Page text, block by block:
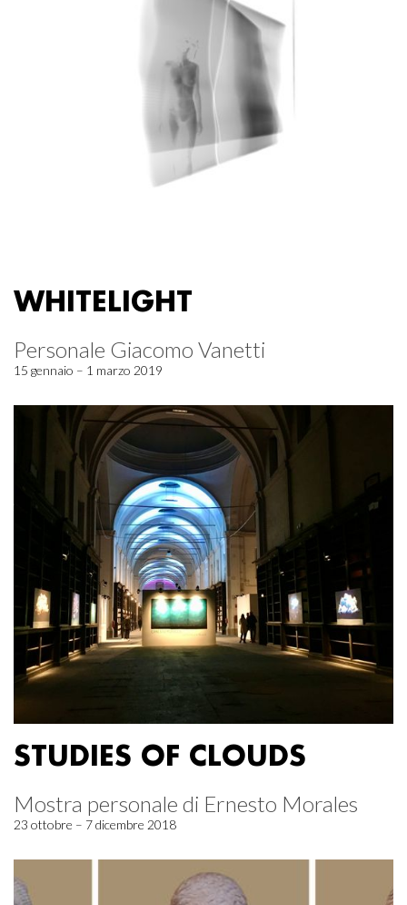
WHITELIGHT
Personale Giacomo Vanetti
15 gennaio – 1 marzo 2019
STUDIES OF CLOUDS
Mostra personale di Ernesto Morales
23 ottobre – 7 dicembre 2018